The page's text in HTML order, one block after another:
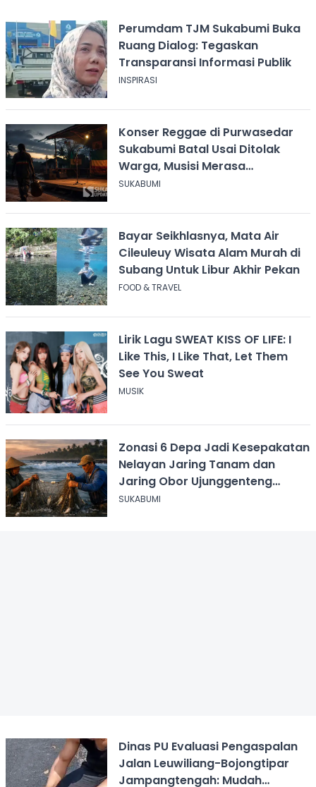
Perumdam TJM Sukabumi Buka
Ruang Dialog: Tegaskan
Transparansi Informasi Publik
INSPIRASI
Konser Reggae di Purwasedar
Sukabumi Batal Usai Ditolak
Warga, Musisi Merasa
Didiskreditkan
SUKABUMI
Bayar Seikhlasnya, Mata Air
Cileuleuy Wisata Alam Murah di
Subang Untuk Libur Akhir Pekan
FOOD & TRAVEL
Lirik Lagu SWEAT KISS OF LIFE: I
Like This, I Like That, Let Them
See You Sweat
MUSIK
Zonasi 6 Depa Jadi Kesepakatan
Nelayan Jaring Tanam dan
Jaring Obor Ujunggenteng
Sukabumi
SUKABUMI
Dinas PU Evaluasi Pengaspalan
Jalan Leuwiliang-Bojongtipar
Jampangtengah: Mudah